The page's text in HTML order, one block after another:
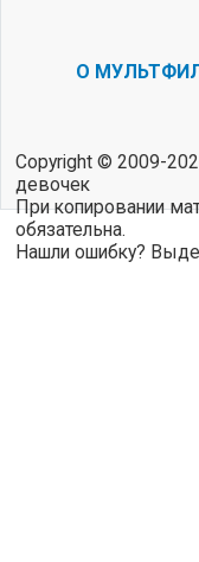
О
Copyright © 2009-
девочек
При копировании
обязательна.
Нашли ошибку?